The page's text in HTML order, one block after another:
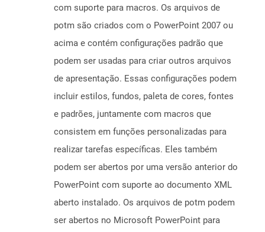
com suporte para macros. Os arquivos de
potm são criados com o PowerPoint 2007 ou
acima e contém configurações padrão que
podem ser usadas para criar outros arquivos
de apresentação. Essas configurações podem
incluir estilos, fundos, paleta de cores, fontes
e padrões, juntamente com macros que
consistem em funções personalizadas para
realizar tarefas específicas. Eles também
podem ser abertos por uma versão anterior do
PowerPoint com suporte ao documento XML
aberto instalado. Os arquivos de potm podem
ser abertos no Microsoft PowerPoint para